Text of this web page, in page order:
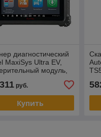
диагностический
MaxiSys Ultra EV,
модуль,
руб.
Купить